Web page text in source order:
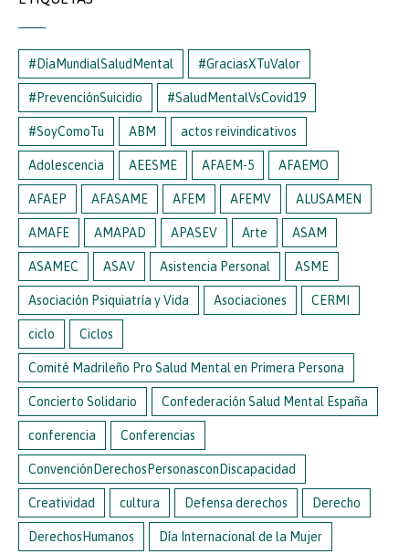
#DíaMundialSaludMental #GraciasXTuValor
#PrevenciónSuicidio #SaludMentalVsCovid19
#SoyComoTu ABM actos reivindicativos
Adolescencia AEESME AFAEM-5 AFAEMO
AFAEP AFASAME AFEM AFEMV ALUSAMEN
AMAFE AMAPAD APASEV Arte ASAM
ASAMEC ASAV Asistencia Personal ASME
Asociación Psiquiatría y Vida Asociaciones CERMI
ciclo Ciclos
Comité Madrileño Pro Salud Mental en Primera Persona
Concierto Solidario Confederación Salud Mental España
conferencia Conferencias
ConvenciónDerechosPersonasconDiscapacidad
Creatividad cultura Defensa derechos Derecho
DerechosHumanos Día Internacional de la Mujer